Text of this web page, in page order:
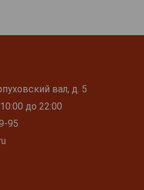
вал, д. 5
до 22:00
95